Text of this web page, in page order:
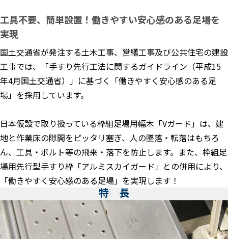
工具不要、簡単設置！働きやすい安心感のある足場を
実現
国土交通省が発注する土木工事、営繕工事及び公共住宅の建設
工事では、「手すり先行工法に関するガイドライン（平成15
年4月国土交通省）」に基づく「働きやすく安心感のある足
場」を採用しています。
日本仮設で取り扱っている枠組足場用幅木「Vガード」は、建
地と作業床の隙間をピッタリ塞ぎ、人の墜落・転落はもちろ
ん、工具・ボルト等の飛来・落下を防止します。また、枠組足
場用先行型手すり枠「アルミスカイガード」との併用により、
「働きやすく安心感のある足場」を実現します！
特 長